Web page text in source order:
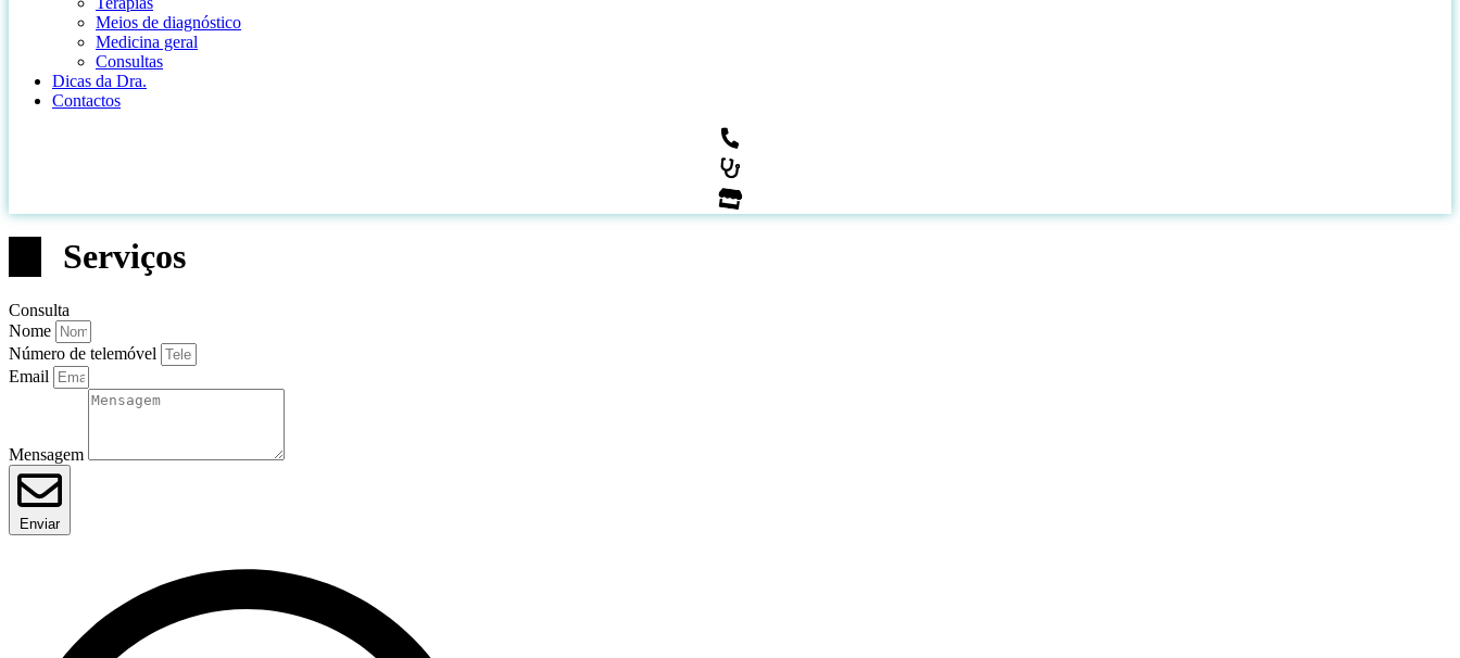
Meios de diagnóstico
Medicina geral
Consultas
Dicas da Dra.
Contactos
Serviços
Consulta
Nome
Número de telemóvel
Email
Mensagem
Enviar